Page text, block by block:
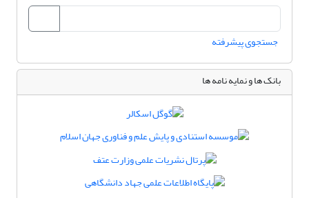
جستجوی پیشرفته
بانک ها و نمایه نامه ها